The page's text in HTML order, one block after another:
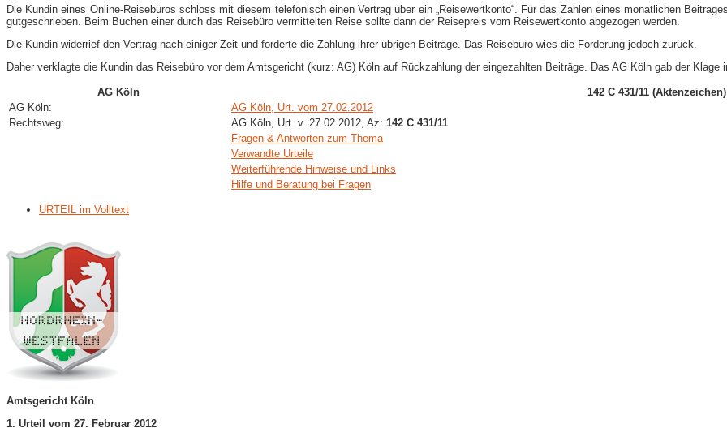
Die Kundin eines Online-Reisebüros schloss mit diesem telefonisch einen Vertrag über ein „Reisewertkonto“. Für das Zahlen eines monatlichen
gutgeschrieben. Beim Buchen einer durch das Reisebüro vermittelten Reise sollte dann der Reisepreis vom Reisewertkonto abgezogen werden.
Die Kundin widerrief den Vertrag nach einiger Zeit und forderte die Zahlung ihrer übrigen Beiträge. Das Reisebüro wies die Forderung jedoch zurück.
Daher verklagte die Kundin das Reisebüro vor dem Amtsgericht (kurz: AG) Köln auf Rückzahlung der eingezahlten Beiträge. Das AG Köln gab der Klage
AG Köln
142 C 431/11 (Aktenzeichen)
AG Köln:
AG Köln, Urt. vom 27.02.2012
Rechtsweg:
AG Köln, Urt. v. 27.02.2012, Az: 142 C 431/11
Fragen & Antworten zum Thema
Verwandte Urteile
Weiterführende Hinweise und Links
Hilfe und Beratung bei Fragen
URTEIL im Volltext
Amtsgericht Köln
1. Urteil vom 27. Februar 2012